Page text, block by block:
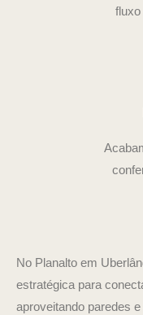
fluxo
No Planalto em
estratégica para
aproveitando paredes